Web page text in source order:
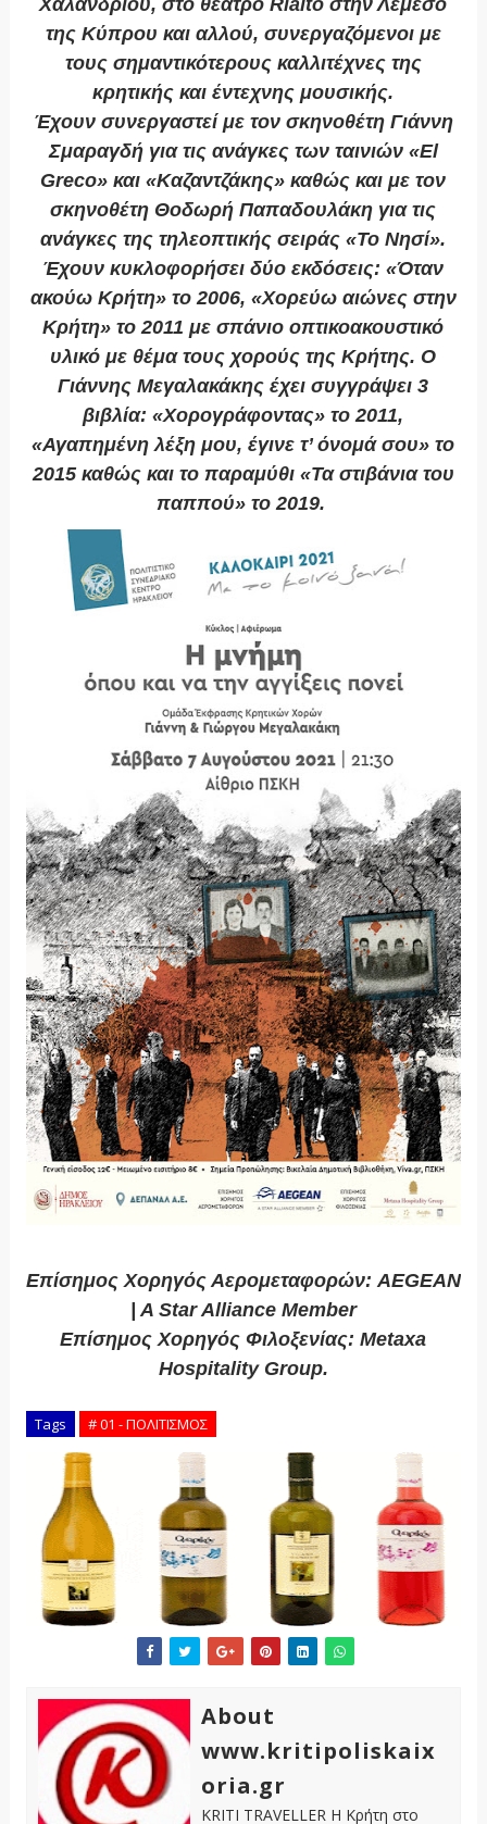
Χαλανδρίου, στο θέατρο Rialto στην Λεμεσό
της Κύπρου και αλλού, συνεργαζόμενοι με
τους σημαντικότερους καλλιτέχνες της
κρητικής και έντεχνης μουσικής.
Έχουν συνεργαστεί με τον σκηνοθέτη Γιάννη
Σμαραγδή για τις ανάγκες των ταινιών «El
Greco» και «Καζαντζάκης» καθώς και με τον
σκηνοθέτη Θοδωρή Παπαδουλάκη για τις
ανάγκες της τηλεοπτικής σειράς «Το Νησί».
Έχουν κυκλοφορήσει δύο εκδόσεις: «Όταν
ακούω Κρήτη» το 2006, «Χορεύω αιώνες στην
Κρήτη» το 2011 με σπάνιο οπτικοακουστικό
υλικό με θέμα τους χορούς της Κρήτης. Ο
Γιάννης Μεγαλακάκης έχει συγγράψει 3
βιβλία: «Χορογράφοντας» το 2011,
«Αγαπημένη λέξη μου, έγινε τ’ όνομά σου» το
2015 καθώς και το παραμύθι «Τα στιβάνια του
παππού» το 2019.
Επίσημος Χορηγός Αερομεταφορών: AEGEAN
| A Star Alliance Member
Επίσημος Χορηγός Φιλοξενίας: Metaxa
Hospitality Group.
Tags # 01 - ΠΟΛΙΤΙΣΜΟΣ
About
www.kritipoliskaix
oria.gr
KRITI TRAVELLER Η Κρήτη στο